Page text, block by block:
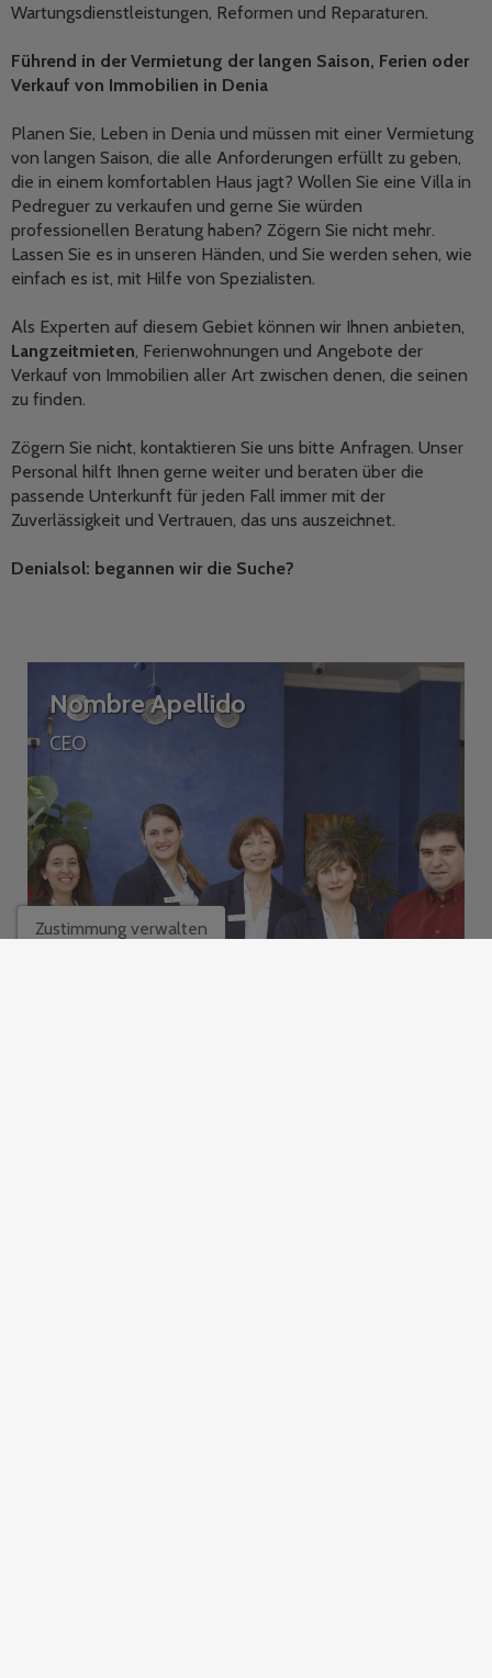
Wartungsdienstleistungen, Reformen und Reparaturen.
Führend in der Vermietung der langen Saison, Ferien oder
Verkauf von Immobilien in Denia
Planen Sie, Leben in Denia und müssen mit einer Vermietung
von langen Saison, die alle Anforderungen erfüllt zu geben,
die in einem komfortablen Haus jagt? Wollen Sie eine Villa in
Pedreguer zu verkaufen und gerne Sie würden
professionellen Beratung haben? Zögern Sie nicht mehr.
Lassen Sie es in unseren Händen, und Sie werden sehen, wie
einfach es ist, mit Hilfe von Spezialisten.
Als Experten auf diesem Gebiet können wir Ihnen anbieten,
Langzeitmieten, Ferienwohnungen und Angebote der
Verkauf von Immobilien aller Art zwischen denen, die seinen
zu finden.
Zögern Sie nicht, kontaktieren Sie uns bitte Anfragen. Unser
Personal hilft Ihnen gerne weiter und beraten über die
passende Unterkunft für jeden Fall immer mit der
Zuverlässigkeit und Vertrauen, das uns auszeichnet.
Denialsol: begannen wir die Suche?
Nombre Apellido
CEO
infopaagees.com
672 773 709
Zustimmung verwalten